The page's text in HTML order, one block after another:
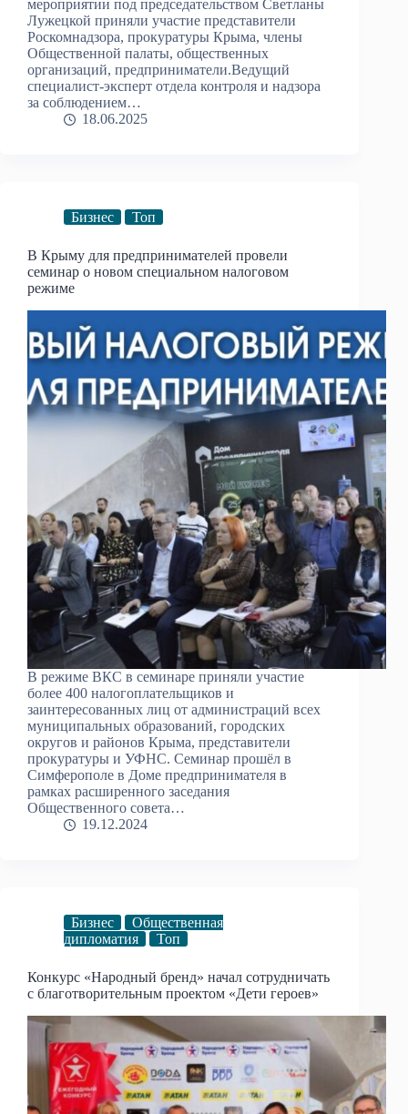
мероприятии под председательством Светланы
Лужецкой приняли участие представители
Роскомнадзора, прокуратуры Крыма, члены
Общественной палаты, общественных
организаций, предприниматели.Ведущий
специалист-эксперт отдела контроля и надзора
за соблюдением…
18.06.2025
Бизнес Топ
В Крыму для предпринимателей провели
семинар о новом специальном налоговом
режиме
В режиме ВКС в семинаре приняли участие
более 400 налогоплательщиков и
заинтересованных лиц от администраций всех
муниципальных образований, городских
округов и районов Крыма, представители
прокуратуры и УФНС. Семинар прошёл в
Симферополе в Доме предпринимателя в
рамках расширенного заседания
Общественного совета…
19.12.2024
Бизнес
Общественная
дипломатия
Топ
Конкурс «Народный бренд» начал сотрудничать
с благотворительным проектом «Дети героев»